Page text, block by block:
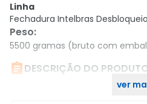
Linha
Fechadura Intelbras
Peso:
5500 gramas (bruto com
DESCRIÇÃO DO
ver